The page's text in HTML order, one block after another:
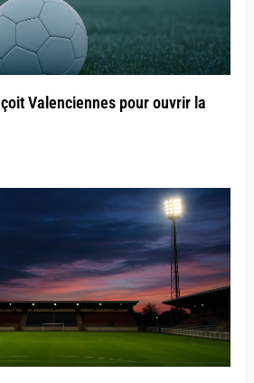
Valenciennes pour ouvrir la